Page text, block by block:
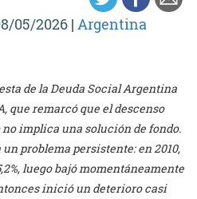
05/2026 | Argentina
de la Deuda Social Argentina
que remarcó que el descenso
implica una solución de fondo.
problema persistente: en 2010,
luego bajó momentáneamente
inició un deterioro casi